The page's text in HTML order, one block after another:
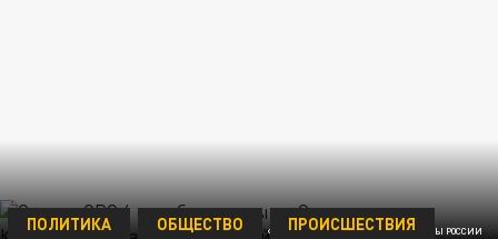
ФОТО: СКРИНШОТ ВИДЕО МИНОБОРОНЫ РОССИИ
ПОЛИТИКА ОБЩЕСТВО ПРОИСШЕСТВИЯ